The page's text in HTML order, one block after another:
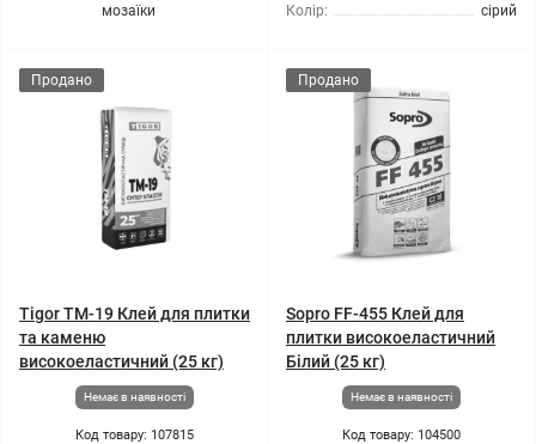
мозаїки Колір: сірий
Продано
Tigor TM-19 Клей для плитки
та каменю
високоеластичний (25 кг)
Немає в наявності
Код товару: 107815
Продано
Sopro FF-455 Клей для
плитки високоеластичний
Білий (25 кг)
Немає в наявності
Код товару: 104500